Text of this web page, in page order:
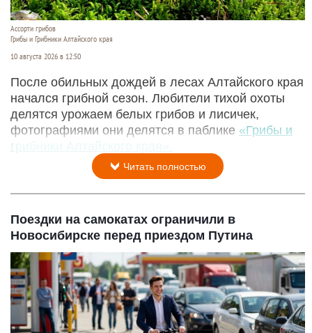
Ассорти грибов
Грибы и Грибники Алтайского края
10 августа 2026 в 12:50
После обильных дождей в лесах Алтайского края
начался грибной сезон. Любители тихой охоты
делятся урожаем белых грибов и лисичек,
фотографиями они делятся в паблике «Грибы и
грибники Алтайского края».
Читать полностью
Поездки на самокатах ограничили в
Новосибирске перед приездом Путина